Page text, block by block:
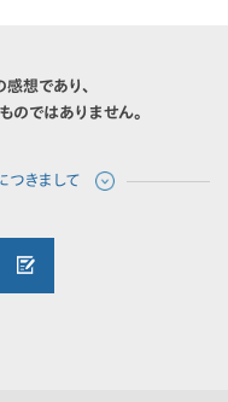
想であり、
のではありません。